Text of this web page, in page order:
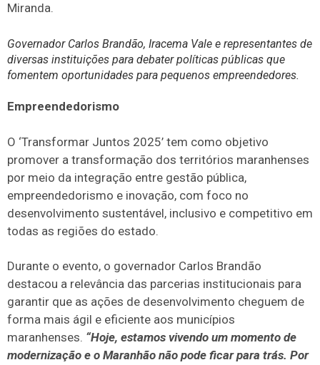
Miranda.
Governador Carlos Brandão, Iracema Vale e representantes de
diversas instituições para debater políticas públicas que
fomentem oportunidades para pequenos empreendedores.
Empreendedorismo
O ‘Transformar Juntos 2025’ tem como objetivo
promover a transformação dos territórios maranhenses
por meio da integração entre gestão pública,
empreendedorismo e inovação, com foco no
desenvolvimento sustentável, inclusivo e competitivo em
todas as regiões do estado.
Durante o evento, o governador Carlos Brandão
destacou a relevância das parcerias institucionais para
garantir que as ações de desenvolvimento cheguem de
forma mais ágil e eficiente aos municípios
maranhenses. “Hoje, estamos vivendo um momento de
modernização e o Maranhão não pode ficar para trás. Por